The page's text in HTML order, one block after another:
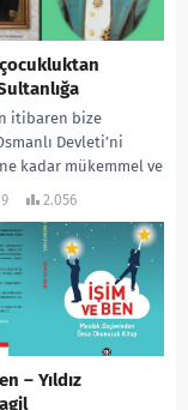
itibaren bize
Devleti’ni
kadar mükemmel ve
olduğu
ismini ve
2.056
– Yıldız